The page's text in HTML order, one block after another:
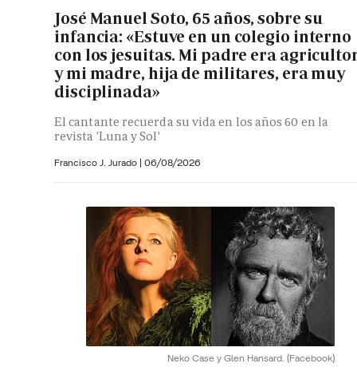
José Manuel Soto, 65 años, sobre su
infancia: «Estuve en un colegio interno
con los jesuitas. Mi padre era
y mi madre, hija de militares, era muy
disciplinada»
El cantante recuerda su vida en los años 60 en la
revista 'Luna y Sol'
Francisco J. Jurado | 06/08/2026
Neko Case y Glen Hansard. (Facebook)